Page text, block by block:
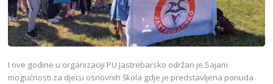
I ove godine u organizaciji PU Jastrebarsko održan je Sajam
mogućnosti za djecu osnovnih škola gdje je predstavljena ponuda